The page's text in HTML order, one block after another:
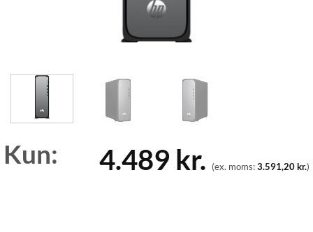
Kun: 4.489 kr. (ex. moms:3.591,20kr.)